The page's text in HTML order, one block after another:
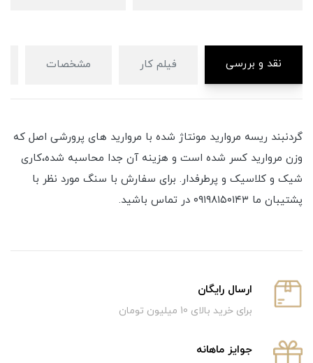
نقد و بررسی فیلم کار مشخصات
گردنبند ریسه مروارید مونتاژ شده با مروارید های پرورشی اصل که
وزن مروارید کسر شده است و هزینه آن جدا محاسبه شده،کاری
شیک و کلاسیک و پرطرفدار. برای سفارش با سنگ مورد نظر با
پشتیبان ما ۰۹۱۹۸۱۵۰۱۴۳ در تماس باشید.
ارسال رایگان
برای خرید بالای 10 میلیون تومان
جوایز ماهانه